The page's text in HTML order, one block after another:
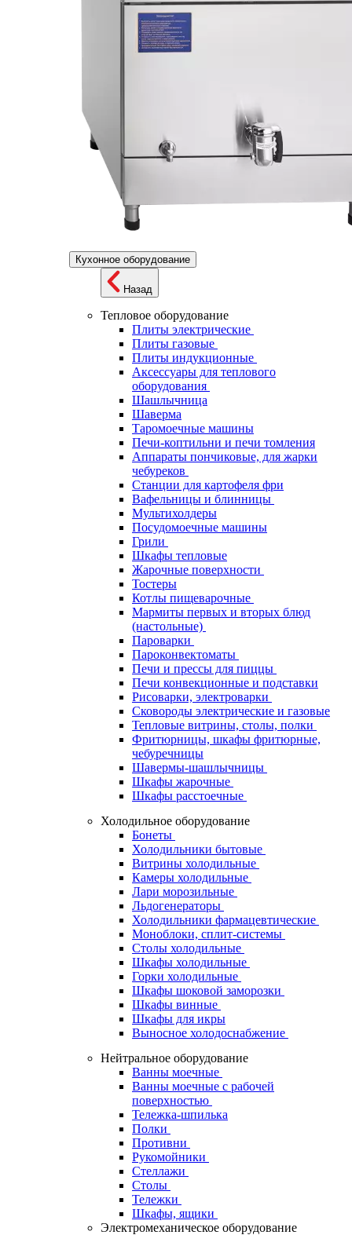
Кухонное оборудование
Назад
Тепловое оборудование
Плиты электрические
Плиты газовые
Плиты индукционные
Аксессуары для теплового
оборудования
Шашлычница
Шаверма
Таромоечные машины
Печи-коптильни и печи томления
Аппараты пончиковые, для жарки
чебуреков
Станции для картофеля фри
Вафельницы и блинницы
Мультихолдеры
Посудомоечные машины
Грили
Шкафы тепловые
Жарочные поверхности
Тостеры
Котлы пищеварочные
Мармиты первых и вторых блюд
(настольные)
Пароварки
Пароконвектоматы
Печи и прессы для пиццы
Печи конвекционные и подставки
Рисоварки, электроварки
Сковороды электрические и газовые
Тепловые витрины, столы, полки
Фритюрницы, шкафы фритюрные,
чебуречницы
Шавермы-шашлычницы
Шкафы жарочные
Шкафы расстоечные
Холодильное оборудование
Бонеты
Холодильники бытовые
Витрины холодильные
Камеры холодильные
Лари морозильные
Льдогенераторы
Холодильники фармацевтические
Моноблоки, сплит-системы
Столы холодильные
Шкафы холодильные
Горки холодильные
Шкафы шоковой заморозки
Шкафы винные
Шкафы для икры
Выносное холодоснабжение
Нейтральное оборудование
Ванны моечные
Ванны моечные с рабочей
поверхностью
Тележка-шпилька
Полки
Противни
Рукомойники
Стеллажи
Столы
Тележки
Шкафы, ящики
Электромеханическое оборудование